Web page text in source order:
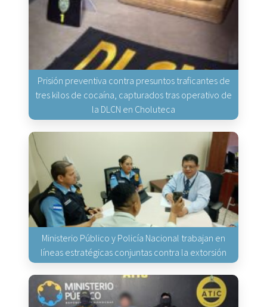
Prisión preventiva contra presuntos traficantes de
tres kilos de cocaína, capturados tras operativo de
la DLCN en Choluteca
Ministerio Público y Policía Nacional trabajan en
líneas estratégicas conjuntas contra la extorsión